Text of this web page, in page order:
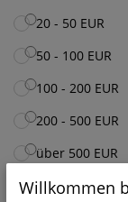
20 - 50 EUR
50 - 100 EUR
100 - 200 EUR
200 - 500 EUR
über 500 EUR
Willkommen